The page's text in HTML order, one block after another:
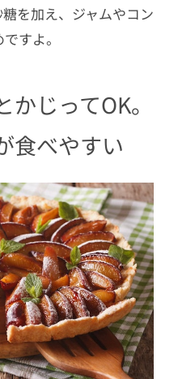
を加え、ジャムやコン
すよ。
かじってOK。
食べやすい